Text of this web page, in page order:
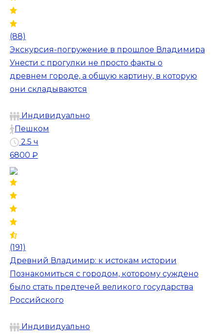
(88)
Экскурсия-погружение в прошлое Владимира
Унести с прогулки не просто факты о
древнем городе, а общую картину, в которую
они складываются
Индивидуально
Пешком
2.5 ч
6800 ₽
(191)
Древний Владимир: к истокам истории
Познакомиться с городом, которому суждено
было стать предтечей великого государства
Российского
Индивидуально